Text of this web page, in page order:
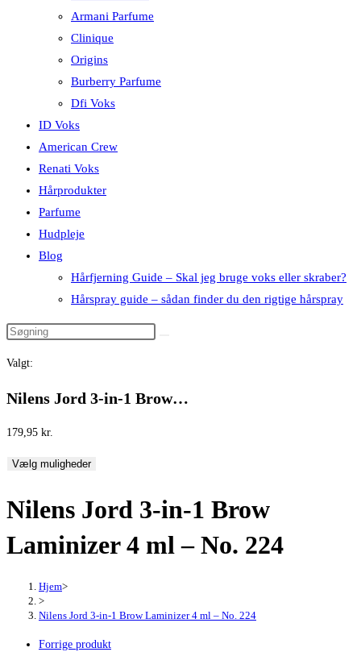
Armani Parfume
Clinique
Origins
Burberry Parfume
Dfi Voks
ID Voks
American Crew
Renati Voks
Hårprodukter
Parfume
Hudpleje
Blog
Hårfjerning Guide – Skal jeg bruge voks eller skraber?
Hårspray guide – sådan finder du den rigtige hårspray
Valgt:
Nilens Jord 3-in-1 Brow…
179,95 kr.
Vælg muligheder
Nilens Jord 3-in-1 Brow
Laminizer 4 ml – No. 224
Hjem>
>
Nilens Jord 3-in-1 Brow Laminizer 4 ml – No. 224
Forrige produkt